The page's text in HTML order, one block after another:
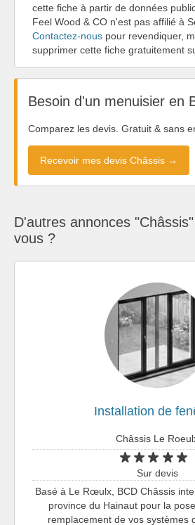
cette fiche à partir de données
Feel Wood & CO n'est pas affilié à
Contactez-nous pour revendiquer,
supprimer cette fiche gratuitement
Besoin d'un menuisier en
Comparez les devis. Gratuit & sans
Recevoir mes devis Châssis →
D'autres annonces
vous ?
Installation de
Châssis Le
Sur devis
Basé à Le Rœulx, BCD Châssis
province du Hainaut pour la
remplacement de vos systèmes